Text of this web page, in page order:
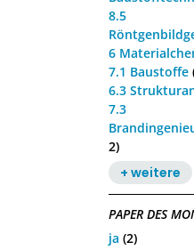
8.5
6
7.1 Baustoffe
6.3
7.3
2)
+ weitere
PAPER DES
ja (2)